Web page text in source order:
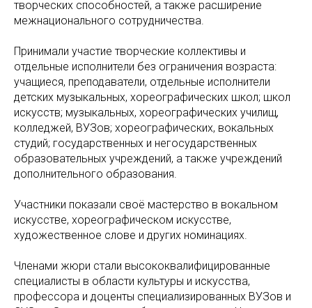
творческих способностей, а также расширение
межнационального сотрудничества.
Принимали участие творческие коллективы и
отдельные исполнители без ограничения возраста:
учащиеся, преподаватели, отдельные исполнители
детских музыкальных, хореографических школ; школ
искусств; музыкальных, хореографических училищ,
колледжей, ВУЗов; хореографических, вокальных
студий; государственных и негосударственных
образовательных учреждений, а также учреждений
дополнительного образования.
Участники показали своё мастерство в вокальном
искусстве, хореографическом искусстве,
художественное слове и других номинациях.
Членами жюри стали высококвалифицированные
специалисты в области культуры и искусства,
профессора и доценты специализированных ВУЗов и